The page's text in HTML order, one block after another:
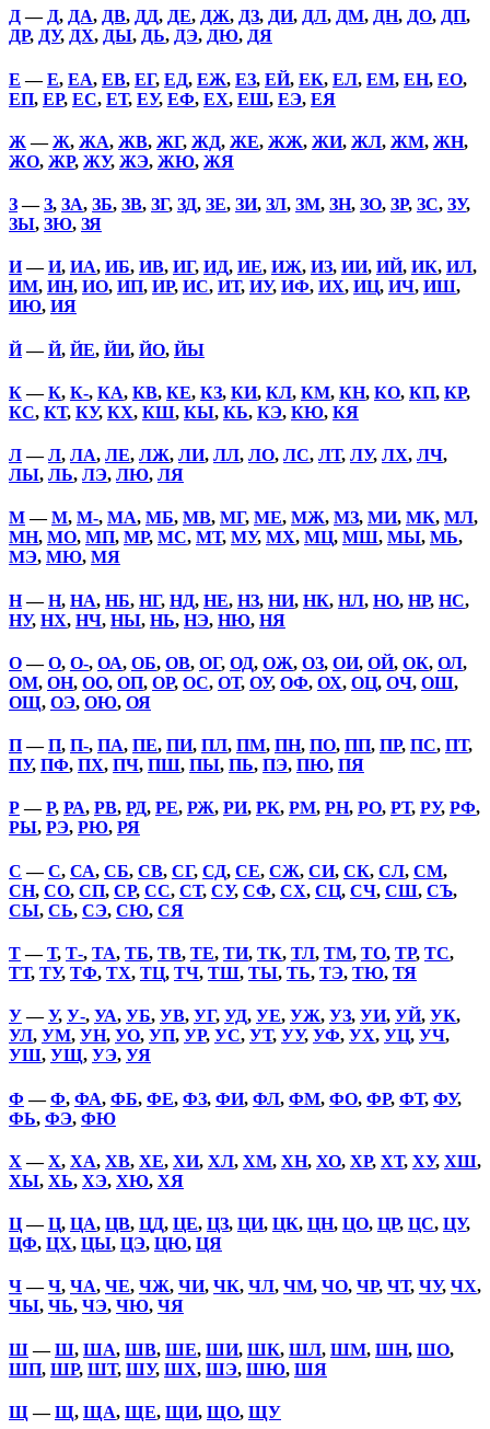
Д— Д, ДА, ДВ, ДД, ДЕ, ДЖ, ДЗ, ДИ, ДЛ, ДМ, ДН, ДО, ДП,
ДР, ДУ, ДХ, ДЫ, ДЬ, ДЭ, ДЮ, ДЯ
Е —Е, ЕА, ЕВ, ЕГ, ЕД, ЕЖ, ЕЗ, ЕЙ, ЕК, ЕЛ, ЕМ, ЕН, ЕО,
ЕП, ЕР, ЕС, ЕТ, ЕУ, ЕФ, ЕХ, ЕШ, ЕЭ, ЕЯ
Ж —Ж, ЖА, ЖВ, ЖГ, ЖД, ЖЕ, ЖЖ, ЖИ, ЖЛ, ЖМ, ЖН,
ЖО, ЖР, ЖУ, ЖЭ, ЖЮ, ЖЯ
З—З, ЗА, ЗБ, ЗВ, ЗГ, ЗД, ЗЕ, ЗИ, ЗЛ, ЗМ, ЗН, ЗО, ЗР, ЗС, ЗУ,
ЗЫ, ЗЮ, ЗЯ
И—И, ИА, ИБ, ИВ, ИГ, ИД, ИЕ, ИЖ, ИЗ, ИИ, ИЙ, ИК, ИЛ,
ИМ, ИН, ИО, ИП, ИР, ИС, ИТ, ИУ, ИФ, ИХ, ИЦ, ИЧ, ИШ,
ИЮ, ИЯ
Й—Й, ЙЕ, ЙИ, ЙО, ЙЫ
К—К, К-, КА, КВ, КЕ, КЗ, КИ, КЛ, КМ, КН, КО, КП, КР,
КС, КТ, КУ, КХ, КШ, КЫ, КЬ, КЭ, КЮ, КЯ
Л—Л, ЛА, ЛЕ, ЛЖ, ЛИ, ЛЛ, ЛО, ЛС, ЛТ, ЛУ, ЛХ, ЛЧ,
ЛЫ, ЛЬ, ЛЭ, ЛЮ, ЛЯ
М—М, М-, МА, МБ, МВ, МГ, МЕ, МЖ, МЗ, МИ, МК, МЛ,
МН, МО, МП, МР, МС, МТ, МУ, МХ, МЦ, МШ, МЫ, МЬ,
МЭ, МЮ, МЯ
Н—Н, НА, НБ, НГ, НД, НЕ, НЗ, НИ, НК, НЛ, НО, НР, НС,
НУ, НХ, НЧ, НЫ, НЬ, НЭ, НЮ, НЯ
О—О, О-, ОА, ОБ, ОВ, ОГ, ОД, ОЖ, ОЗ, ОИ, ОЙ, ОК, ОЛ,
ОМ, ОН, ОО, ОП, ОР, ОС, ОТ, ОУ, ОФ, ОХ, ОЦ, ОЧ, ОШ,
ОЩ, ОЭ, ОЮ, ОЯ
П—П, П-, ПА, ПЕ, ПИ, ПЛ, ПМ, ПН, ПО, ПП, ПР, ПС, ПТ,
ПУ, ПФ, ПХ, ПЧ, ПШ, ПЫ, ПЬ, ПЭ, ПЮ, ПЯ
Р—Р, РА, РВ, РД, РЕ, РЖ, РИ, РК, РМ, РН, РО, РТ, РУ, РФ,
РЫ, РЭ, РЮ, РЯ
С —С, СА, СБ, СВ, СГ, СД, СЕ, СЖ, СИ, СК, СЛ, СМ,
СН, СО, СП, СР, СС, СТ, СУ, СФ, СХ, СЦ, СЧ, СШ, СЪ,
СЫ, СЬ, СЭ, СЮ, СЯ
Т—Т, Т-, ТА, ТБ, ТВ, ТЕ, ТИ, ТК, ТЛ, ТМ, ТО, ТР, ТС,
ТТ, ТУ, ТФ, ТХ, ТЦ, ТЧ, ТШ, ТЫ, ТЬ, ТЭ, ТЮ, ТЯ
У—У, У-, УА, УБ, УВ, УГ, УД, УЕ, УЖ, УЗ, УИ, УЙ, УК,
УЛ, УМ, УН, УО, УП, УР, УС, УТ, УУ, УФ, УХ, УЦ, УЧ,
УШ, УЩ, УЭ, УЯ
Ф —Ф, ФА, ФБ, ФЕ, ФЗ, ФИ, ФЛ, ФМ, ФО, ФР, ФТ, ФУ,
ФЬ, ФЭ, ФЮ
Х —Х, ХА, ХВ, ХЕ, ХИ, ХЛ, ХМ, ХН, ХО, ХР, ХТ, ХУ, ХШ,
ХЫ, ХЬ, ХЭ, ХЮ, ХЯ
Ц—Ц, ЦА, ЦВ, ЦД, ЦЕ, ЦЗ, ЦИ, ЦК, ЦН, ЦО, ЦР, ЦС, ЦУ,
ЦФ, ЦХ, ЦЫ, ЦЭ, ЦЮ, ЦЯ
Ч—Ч, ЧА, ЧЕ, ЧЖ, ЧИ, ЧК, ЧЛ, ЧМ, ЧО, ЧР, ЧТ, ЧУ, ЧХ,
ЧЫ, ЧЬ, ЧЭ, ЧЮ, ЧЯ
Ш—Ш, ША, ШВ, ШЕ, ШИ, ШК, ШЛ, ШМ, ШН, ШО,
ШП, ШР, ШТ, ШУ, ШХ, ШЭ, ШЮ, ШЯ
Щ —Щ, ЩА, ЩЕ, ЩИ, ЩО, ЩУ